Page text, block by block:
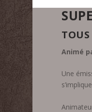
Animé
Une